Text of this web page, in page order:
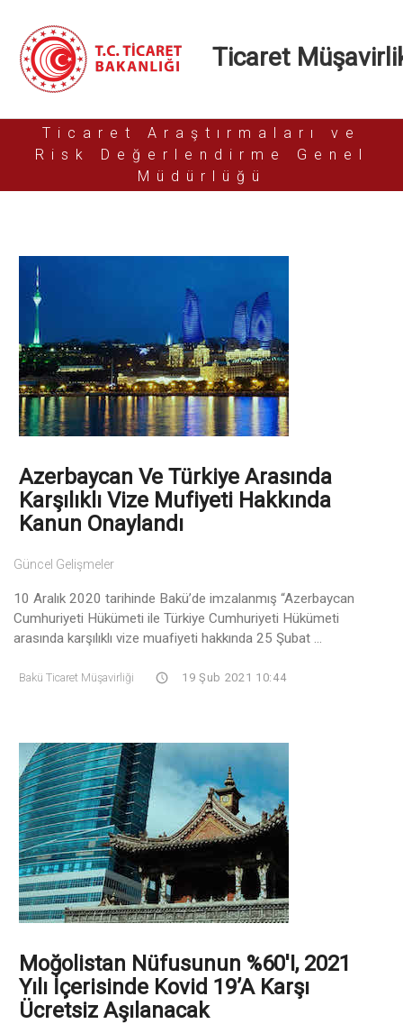
Ticaret
Ticaret Araştırmaları ve
Risk Değerlendirme Genel
Müdürlüğü
Azerbaycan Ve Türkiye Arasında
Karşılıklı Vize Mufiyeti Hakkında
Kanun Onaylandı
Güncel Gelişmeler
10 Aralık 2020 tarihinde Bakü’de imzalanmış “Azerbaycan
Cumhuriyeti Hükümeti ile Türkiye Cumhuriyeti Hükümeti
arasında karşılıklı vize muafiyeti hakkında 25 Şubat ...
Bakü Ticaret Müşavirliği 19 Şub 2021 10:44
Moğolistan Nüfusunun %60'ı, 2021
Yılı İçerisinde Kovid 19’a Karşı
Ücretsiz Aşılanacak